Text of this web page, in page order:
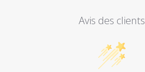
Avis des clients